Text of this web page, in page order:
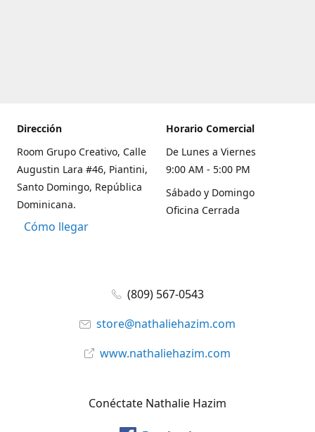
Dirección
Room Grupo Creativo, Calle
Augustin Lara #46, Piantini,
Santo Domingo, República
Dominicana.
Cómo llegar
Horario Comercial
De Lunes a Viernes
9:00 AM - 5:00 PM
Sábado y Domingo
Oficina Cerrada
(809) 567-0543
store@nathaliehazim.com
www.nathaliehazim.com
Conéctate Nathalie Hazim